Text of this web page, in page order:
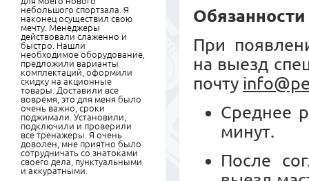
Обязанности
При
на выезд
почту
Среднее
минут.
После
небольшого спортзала. Я
наконец осуществил свою
мечту. Менеджеры
действовали слаженно и
быстро. Нашли
необходимое оборудование,
предложили варианты
комплектаций, оформили
скидку на акционные
товары. Доставили все
вовремя, это для меня было
очень важно, сроки
поджимали. Установили,
подключили и проверили
все тренажеры. Я очень
доволен, мне приятно было
сотрудничать со знатоками
своего дела, пунктуальными
и аккуратными.